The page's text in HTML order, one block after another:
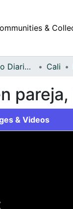
&
Fondo Fotográfico Diario Occidente Cali
& Videos